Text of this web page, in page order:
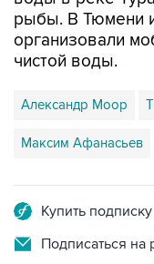
рыбы. В Тюмени
организовали
чистой воды.
Александр Моор
Максим Афанасьев
Купить
Подписаться на